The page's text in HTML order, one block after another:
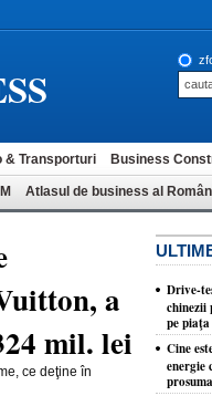
& Transporturi Business
Atlasul de business al
a
mil. lei
ce deţine în
Drive-
chinezii
pe
Cine
energie